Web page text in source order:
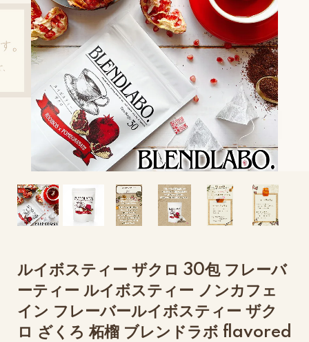
ルイボスティー ザクロ 30包 フレーバ
ーティー ルイボスティー ノンカフェ
イン フレーバールイボスティー ザク
ロ ざくろ 柘榴 ブレンドラボ flavored